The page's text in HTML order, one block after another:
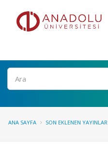
Ara
ANA SAYFA SON EKLENEN YAYINLAR